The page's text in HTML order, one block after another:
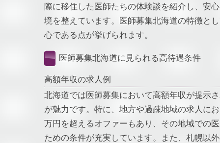
際に移住した医師たちの体験談を紹介し、安
境を整えています。医師募集北海道の特徴と
心である点が挙げられます。
医師募集北海道に見られる高待遇条件
高額年収の求人例
北海道では医師募集において高額年収が提示
が魅力です。特に、地方や過疎地域の求人に
万円を超えるオファーもあり、その地域での
ための条件が充実しています。また、札幌以